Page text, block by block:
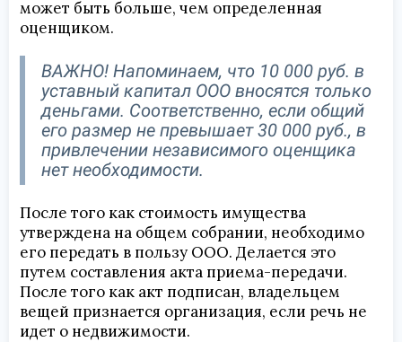
может быть больше, чем определенная
оценщиком.
ВАЖНО! Напоминаем, что 10 000 руб. в
уставный капитал ООО вносятся только
деньгами. Соответственно, если общий
его размер не превышает 30 000 руб., в
привлечении независимого оценщика
нет необходимости.
После того как стоимость имущества
утверждена на общем собрании, необходимо
его передать в пользу ООО. Делается это
путем составления акта приема-передачи.
После того как акт подписан, владельцем
вещей признается организация, если речь не
идет о недвижимости.